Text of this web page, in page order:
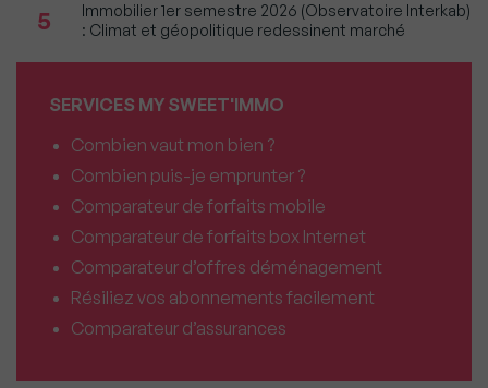
5
Immobilier 1er semestre 2026 (Observatoire Interkab)
: Climat et géopolitique redessinent marché
SERVICES MY SWEET'IMMO
Combien vaut mon bien ?
Combien puis-je emprunter ?
Comparateur de forfaits mobile
Comparateur de forfaits box Internet
Comparateur d’offres déménagement
Résiliez vos abonnements facilement
Comparateur d’assurances